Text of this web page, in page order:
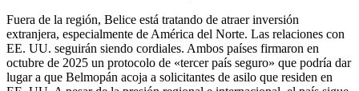
Fuera de la región, Belice está tratando de atraer inversión
extranjera, especialmente de América del Norte. Las relaciones con
EE. UU. seguirán siendo cordiales. Ambos países firmaron en
octubre de 2025 un protocolo de «tercer país seguro» que podría dar
lugar a que Belmopán acoja a solicitantes de asilo que residen en